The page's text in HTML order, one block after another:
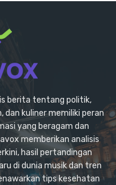
berita tentang politik,
dan kuliner memiliki peran
yang beragam dan
memberikan analisis
hasil pertandingan
di dunia musik dan tren
tips kesehatan